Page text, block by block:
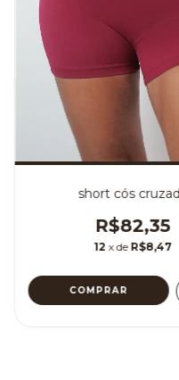
short cós
R$82,35
12 x de R$8,47
COMPRAR